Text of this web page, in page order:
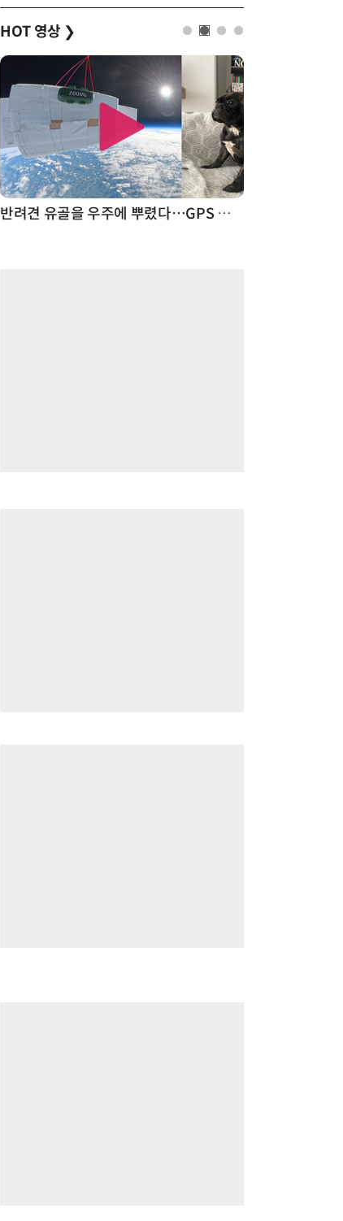
HOT 영상 ❯
반려견 유골을 우주에 뿌렸다…GPS 추적기로 회수까지 성공